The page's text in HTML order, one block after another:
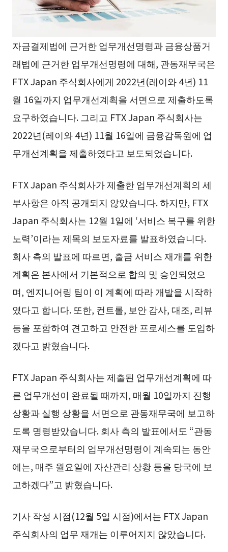
자금결제법에 근거한 업무개선명령과 금융상품거
래법에 근거한 업무개선명령에 대해, 관동재무국은
FTX Japan 주식회사에게 2022년(레이와 4년) 11
월 16일까지 업무개선계획을 서면으로 제출하도록
요구하였습니다. 그리고 FTX Japan 주식회사는
2022년(레이와 4년) 11월 16일에 금융감독원에 업
무개선계획을 제출하였다고 보도되었습니다.
FTX Japan 주식회사가 제출한 업무개선계획의 세
부사항은 아직 공개되지 않았습니다. 하지만, FTX
Japan 주식회사는 12월 1일에 ‘서비스 복구를 위한
노력’이라는 제목의 보도자료를 발표하였습니다.
회사 측의 발표에 따르면, 출금 서비스 재개를 위한
계획은 본사에서 기본적으로 합의 및 승인되었으
며, 엔지니어링 팀이 이 계획에 따라 개발을 시작하
였다고 합니다. 또한, 컨트롤, 보안 감사, 대조, 리뷰
등을 포함하여 견고하고 안전한 프로세스를 도입하
겠다고 밝혔습니다.
FTX Japan 주식회사는 제출된 업무개선계획에 따
른 업무개선이 완료될 때까지, 매월 10일까지 진행
상황과 실행 상황을 서면으로 관동재무국에 보고하
도록 명령받았습니다. 회사 측의 발표에서도 “관동
재무국으로부터의 업무개선명령이 계속되는 동안
에는, 매주 월요일에 자산관리 상황 등을 당국에 보
고하겠다”고 밝혔습니다.
기사 작성 시점(12월 5일 시점)에서는 FTX Japan
주식회사의 업무 재개는 이루어지지 않았습니다.